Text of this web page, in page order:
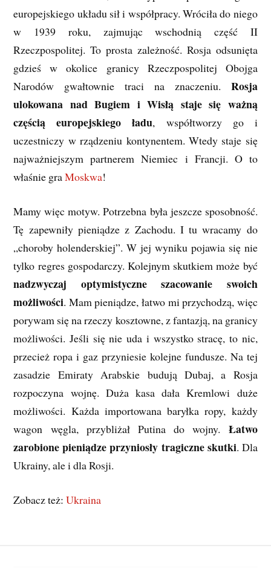
europejskiego układu sił i współpracy. Wróciła do niego
w 1939 roku, zajmując wschodnią część II
Rzeczpospolitej. To prosta zależność. Rosja odsunięta
gdzieś w okolice granicy Rzeczpospolitej Obojga
Narodów gwałtownie traci na znaczeniu. Rosja
ulokowana nad Bugiem i Wisłą staje się ważną
częścią europejskiego ładu, współtworzy go i
uczestniczy w rządzeniu kontynentem. Wtedy staje się
najważniejszym partnerem Niemiec i Francji. O to
właśnie graMoskwa!
Mamy więc motyw. Potrzebna była jeszcze sposobność.
Tę zapewniły pieniądze z Zachodu. I tu wracamy do
„choroby holenderskiej”. W jej wyniku pojawia się nie
tylko regres gospodarczy. Kolejnym skutkiem może być
nadzwyczaj optymistyczne szacowanie swoich
możliwości. Mam pieniądze, łatwo mi przychodzą, więc
porywam się na rzeczy kosztowne, z fantazją, na granicy
możliwości. Jeśli się nie uda i wszystko stracę, to nic,
przecież ropa i gaz przyniesie kolejne fundusze. Na tej
zasadzie Emiraty Arabskie budują Dubaj, a Rosja
rozpoczyna wojnę. Duża kasa dała Kremlowi duże
możliwości. Każda importowana baryłka ropy, każdy
wagon węgla, przybliżał Putina do wojny. Łatwo
zarobione pieniądze przyniosły tragiczne skutki. Dla
Ukrainy, ale i dla Rosji.
Zobacz też:Ukraina